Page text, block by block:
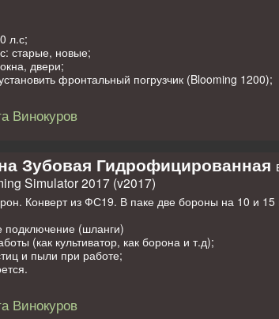
для удобства погрузки;
двери, убираются щитки, откидываются
выхлоп;
панели.
л.с;
старые, новые;
двери;
фронтальный погрузчик (Blooming 1200);
установить передние крылья, кондиционер,
и прицепной скобой с помощью мышки;
сидения;
подключение (шланги).
добавления веса;
Винокуров
Зубовая Гидрофицированная
Simulator 2017 (v2017)
Конверт из ФС19. В паке две бороны на 10 и 15
подключение (шланги)
(как культиватор, как борона и т.д);
и пыли при работе;
Винокуров